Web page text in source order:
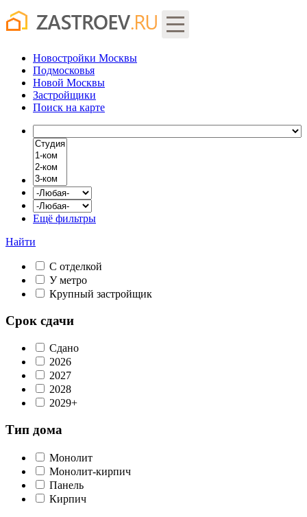
Новостройки Москвы
Подмосковья
Новой Москвы
Застройщики
Поиск на карте
Ещё фильтры
Найти
С отделкой
У метро
Крупный застройщик
Срок сдачи
Сдано
2026
2027
2028
2029+
Тип дома
Монолит
Монолит-кирпич
Панель
Кирпич